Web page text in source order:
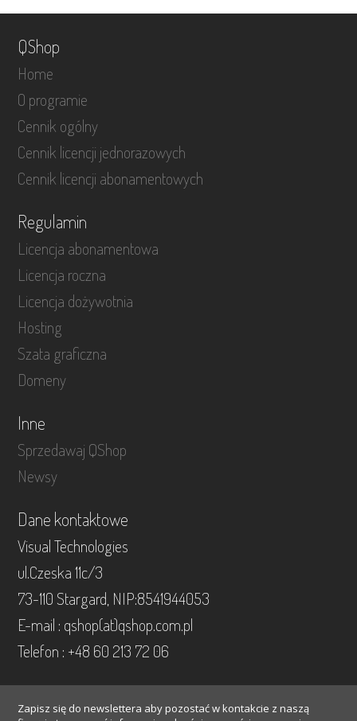
QShop
Home
O programie
Cennik ogólny
Cennik licencji jednorazowych
Cennik licencji abonamentowych
Regulamin
Licencja abonamentowa
Licencja roczna
Licencja dożywotnia
Hosting
Szata graficzna
Domeny
Inne
Sprzedawaj QShop
Newsy
Dane kontaktowe
Visual Technologies
ul.Czeska 11c/3
73-110 Stargard, NIP:8541944053
E-mail : qshop(at)qshop.com.pl
Telefon : +48 60 213 72 06
Zapisz się do newslettera aby pozostać w kontakcie z naszą